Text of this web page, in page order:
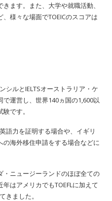
ます。また、大学や就職活動、
様々な場面でTOEICのスコアは
シルとIELTSオーストラリア・ケ
運営し、世界140ヵ国の1,600以
です。
語力を証明する場合や、イギリ
海外移住申請をする場合などに
・ニュージーランドのほぼ全ての
はアメリカでもTOEFLに加えて
きました。